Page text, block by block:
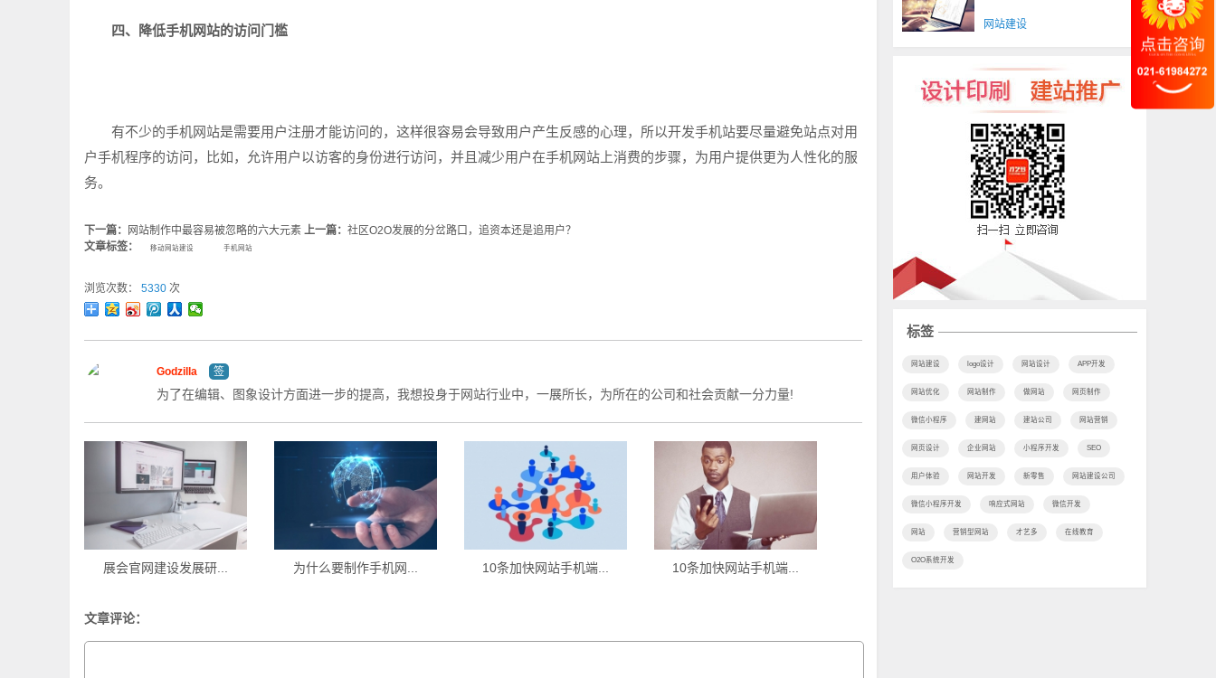
四、降低手机网站的访问门槛
有不少的手机网站是需要用户注册才能访问的，这样很容易会导致用户产生反感的心理，所以开发手机站要尽量避免站点对用
户手机程序的访问，比如，允许用户以访客的身份进行访问，并且减少用户在手机网站上消费的步骤，为用户提供更为人性化的服
务。
下一篇： 网站制作中最容易被忽略的六大元素 上一篇： 社区O2O发展的分岔路口，追资本还是追用户？
文章标签：
移动网站建设 手机网站
浏览次数： 5330 次
Godzilla 签
为了在编辑、图象设计方面进一步的提高，我想投身于网站行业中，一展所长，为所在的公司和社会贡献一分力量!
展会官网建设发展研... 为什么要制作手机网... 10条加快网站手机端... 10条加快网站手机端...
文章评论：
网站建设
标签
网站建设 logo设计 网站设计 APP开发
网站优化 网站制作 做网站 网页制作
微信小程序 建网站 建站公司 网站营销
网页设计 企业网站 小程序开发 SEO
用户体验 网站开发 新零售 网站建设公司
微信小程序开发 响应式网站 微信开发
网站 营销型网站 才艺多 在线教育
O2O系统开发